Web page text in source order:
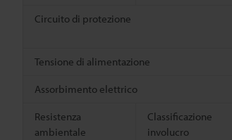
Circuito di protezione
Tensione di alimentazione
Assorbimento elettrico
Resistenza
ambientale
Classificazione
involucro